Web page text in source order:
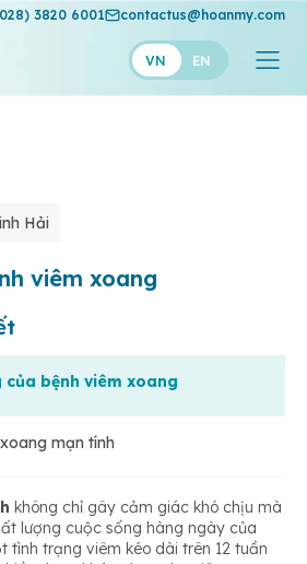
3820 6001 contactus@hoanmy.com
VN EN
Hạnh Phúc
Thuận Mỹ
Hải
viêm xoang
của bệnh viêm xoang
mạn tính
không chỉ gây cảm giác khó chịu mà
lượng cuộc sống hàng ngày của
tình trạng viêm kéo dài trên 12 tuần